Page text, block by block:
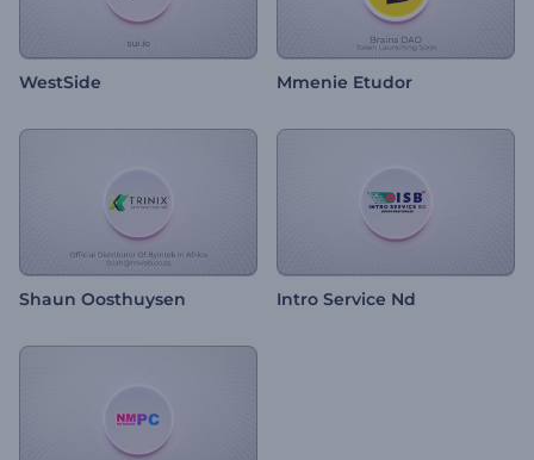
WestSide Mmenie Etudor
Shaun Oosthuysen Intro Service Nd